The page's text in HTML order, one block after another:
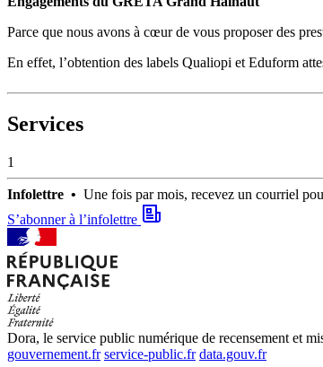
Parce que nous avons à cœur de vous proposer des
En effet, l’obtention des labels Qualiopi et Eduform
Services
1
Infolettre • Une fois par mois, recevez un courriel
S’abonner à l’infolettre
Dora, le service public numérique de recensement et
gouvernement.fr service-public.fr data.gouv.fr